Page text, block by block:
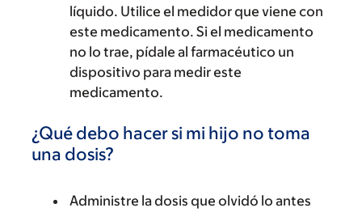
líquido. Utilice el medidor que viene con
este medicamento. Si el medicamento
no lo trae, pídale al farmacéutico un
dispositivo para medir este
medicamento.
¿Qué debo hacer si mi hijo no toma
una dosis?
Administre la dosis que olvidó lo antes